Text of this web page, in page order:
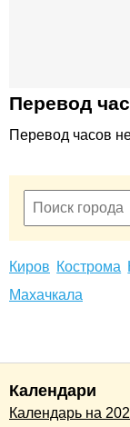
Перевод
Перевод часов
Киров Кострома
Махачкала
Календари
Календарь на